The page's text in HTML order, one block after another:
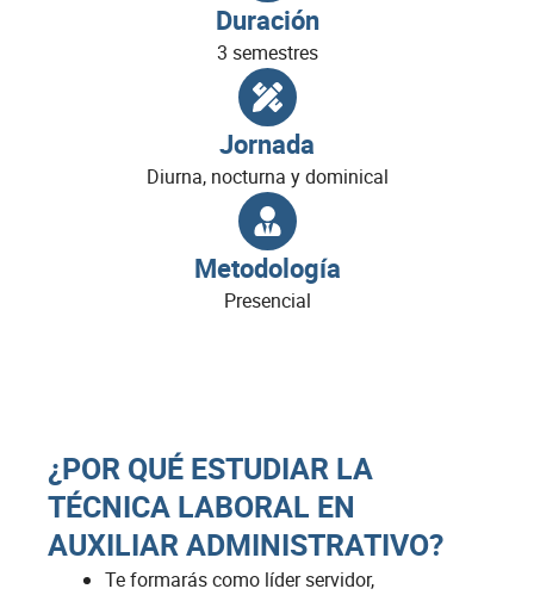
Duración
3 semestres
Jornada
Diurna, nocturna y dominical
Metodología
Presencial
¿POR QUÉ ESTUDIAR LA
TÉCNICA LABORAL EN
AUXILIAR ADMINISTRATIVO?
Te formarás como líder servidor,